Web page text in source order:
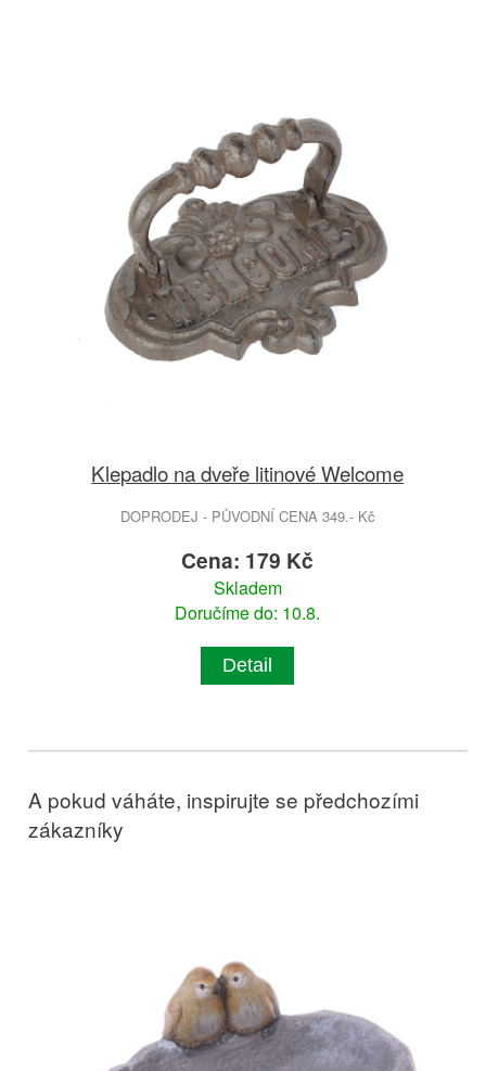
Klepadlo na dveře litinové Welcome
DOPRODEJ - PŮVODNÍ CENA 349.- Kč
Cena: 179 Kč
Skladem
Doručíme do: 10.8.
Detail
A pokud váháte, inspirujte se předchozími
zákazníky